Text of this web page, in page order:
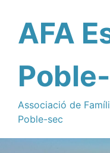
AFA
Associació de
Poble-sec